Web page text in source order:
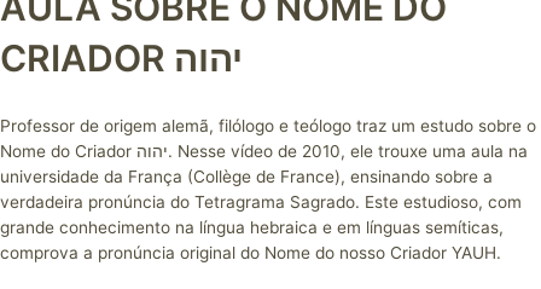
CRIADOR יהוה
Professor de origem alemã, filólogo e teólogo traz um estudo sobre o
Nome do Criador יהוה. Nesse vídeo de 2010, ele trouxe uma aula na
universidade da França (Collège de France), ensinando sobre a
verdadeira pronúncia do Tetragrama Sagrado. Este estudioso, com
grande conhecimento na língua hebraica e em línguas semíticas,
comprova a pronúncia original do Nome do nosso Criador YAUH.